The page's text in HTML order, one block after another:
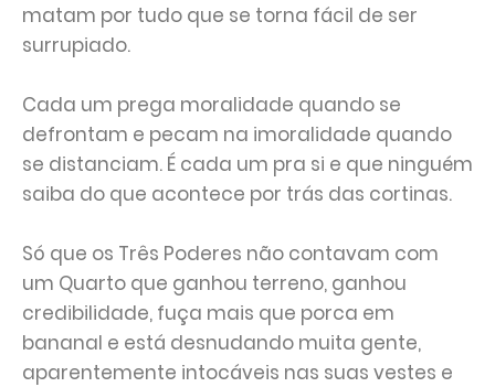
matam por tudo que se torna fácil de ser
surrupiado.
Cada um prega moralidade quando se
defrontam e pecam na imoralidade quando
se distanciam. É cada um pra si e que ninguém
saiba do que acontece por trás das cortinas.
Só que os Três Poderes não contavam com
um Quarto que ganhou terreno, ganhou
credibilidade, fuça mais que porca em
bananal e está desnudando muita gente,
aparentemente intocáveis nas suas vestes e